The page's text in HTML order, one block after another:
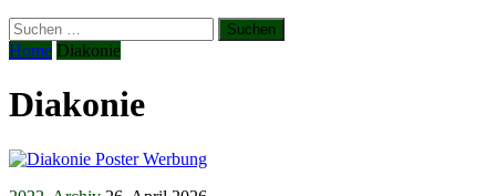
Suchen
nach:
Home Diakonie
Diakonie